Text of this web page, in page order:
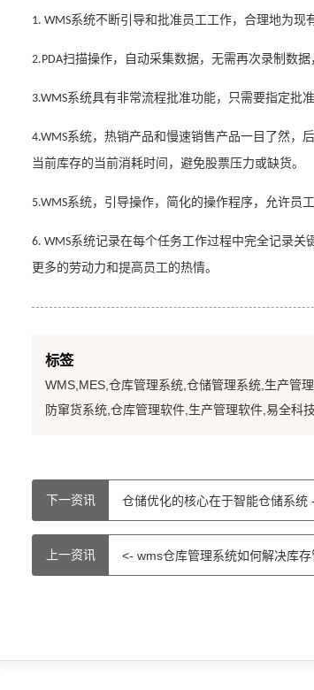
1. WMS系统不断引导和批准员工工作，合理地为现
2.PDA扫描操作，自动采集数据，无需再次录制数据
3.WMS系统具有非常流程批准功能，只需要指定批
4.WMS系统，热销产品和慢速销售产品一目了然，
当前库存的当前消耗时间，避免股票压力或缺货。
5.WMS系统，引导操作，简化的操作程序，允许员
6. WMS系统记录在每个任务工作过程中完全记录关
更多的劳动力和提高员工的热情。
标签
WMS,MES,仓库管理系统,仓储管理系统,生产管
防窜货系统,仓库管理软件,生产管理软件,易全科技
下一资讯 仓储优化的核心在于智能仓储系统
上一资讯 <- wms仓库管理系统如何解决库存